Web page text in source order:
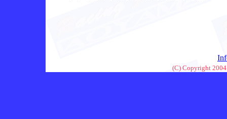
(C) Copyright